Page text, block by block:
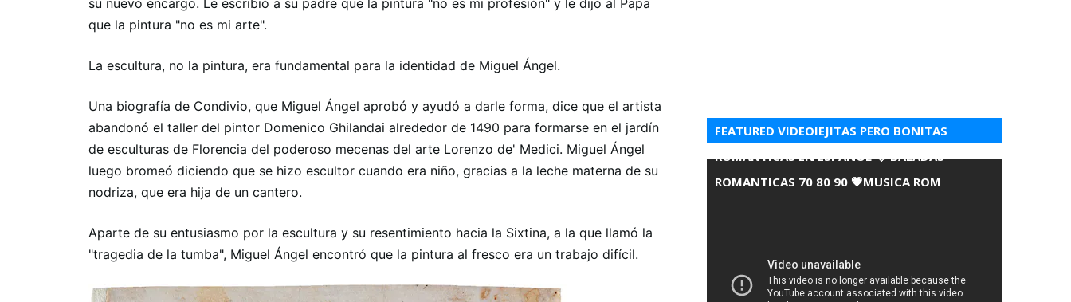
su nuevo encargo. Le escribió a su padre que la pintura "no es mi profesión" y le dijo al Papa
que la pintura "no es mi arte".
La escultura, no la pintura, era fundamental para la identidad de Miguel Ángel.
Una biografía de Condivio, que Miguel Ángel aprobó y ayudó a darle forma, dice que el artista
abandonó el taller del pintor Domenico Ghilandai alrededor de 1490 para formarse en el jardín
de esculturas de Florencia del poderoso mecenas del arte Lorenzo de' Medici. Miguel Ángel
luego bromeó diciendo que se hizo escultor cuando era niño, gracias a la leche materna de su
nodriza, que era hija de un cantero.
Aparte de su entusiasmo por la escultura y su resentimiento hacia la Sixtina, a la que llamó la
"tragedia de la tumba", Miguel Ángel encontró que la pintura al fresco era un trabajo difícil.
FEATURED VIDEOIEJITAS PERO BONITAS
ROMANTICAS EN ESPANOL 💘 BALADAS
ROMANTICAS 70 80 90 💗MUSICA ROM